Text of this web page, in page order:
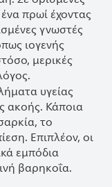
πρωί έχοντας
γνωστές
ιογενής
μερικές
υγείας
ακοής. Κάποια
το
Επιπλέον, οι
εμπόδια
βαρηκοΐα.